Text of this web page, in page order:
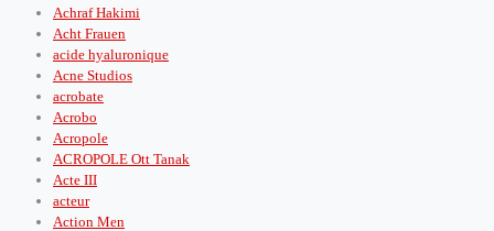
Achraf Hakimi
Acht Frauen
acide hyaluronique
Acne Studios
acrobate
Acrobo
Acropole
ACROPOLE Ott Tanak
Acte III
acteur
Action Men